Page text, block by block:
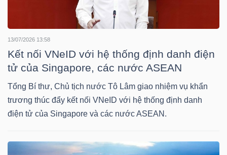
13/07/2026 13:58
Kết nối VNeID với hệ thống định danh điện
tử của Singapore, các nước ASEAN
Tổng Bí thư, Chủ tịch nước Tô Lâm giao nhiệm vụ khẩn
trương thúc đẩy kết nối VNeID với hệ thống định danh
điện tử của Singapore và các nước ASEAN.
CHĂM
SỨC
KHỎE
CHÍNH